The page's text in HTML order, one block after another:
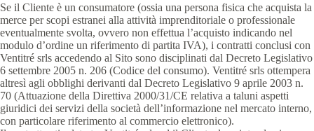
Se il Cliente è un consumatore (ossia una persona fisica che acquista la
merce per scopi estranei alla attività imprenditoriale o professionale
eventualmente svolta, ovvero non effettua l’acquisto indicando nel
modulo d’ordine un riferimento di partita IVA), i contratti conclusi con
Ventitré srls accedendo al Sito sono disciplinati dal Decreto Legislativo
6 settembre 2005 n. 206 (Codice del consumo). Ventitré srls ottempera
altresì agli obblighi derivanti dal Decreto Legislativo 9 aprile 2003 n.
70 (Attuazione della Direttiva 2000/31/CE relativa a taluni aspetti
giuridici dei servizi della società dell’informazione nel mercato interno,
con particolare riferimento al commercio elettronico).